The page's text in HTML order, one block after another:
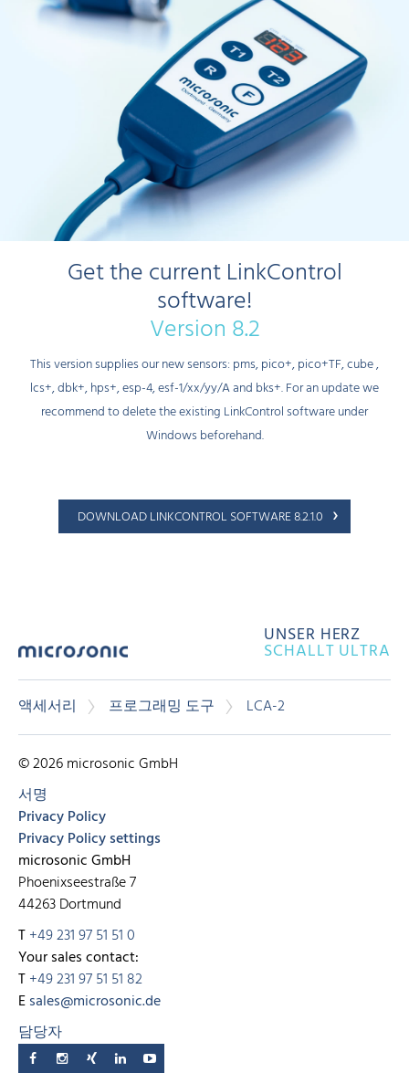
Get the current LinkControl
software!
Version 8.2
This version supplies our new sensors: pms, pico+, pico+TF, cube ,
lcs+, dbk+, hps+, esp-4, esf-1/xx/yy/A and bks+. For an update we
recommend to delete the existing LinkControl software under
Windows beforehand.
DOWNLOAD LINKCONTROL SOFTWARE 8.2.1.0
UNSER HERZ
SCHALLT ULTRA
액세서리 프로그래밍 도구 LCA-2
© 2026 microsonic GmbH
서명
Privacy Policy
Privacy Policy settings
microsonic GmbH
Phoenixseestraße 7
44263 Dortmund
T+49 231 97 51 51 0
Your sales contact:
T+49 231 97 51 51 82
Esales@microsonic.de
담당자